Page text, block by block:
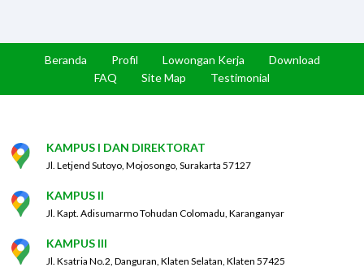
Beranda Profil Lowongan Kerja
Download
FAQ
Site Map Testimonial
KAMPUS I DAN DIREKTORAT
Jl. Letjend Sutoyo, Mojosongo, Surakarta 57127
KAMPUS II
Jl. Kapt. Adisumarmo Tohudan Colomadu, Karanganyar
KAMPUS III
Jl. Ksatria No.2, Danguran, Klaten Selatan, Klaten 57425